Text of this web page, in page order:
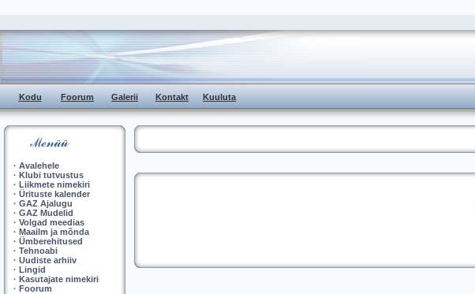
Kodu Foorum Galerii Kontakt Kuuluta
· Avalehele
· Klubi tutvustus
· Liikmete nimekiri
· Ürituste kalender
· GAZ Ajalugu
· GAZ Mudelid
· Volgad meedias
· Maailm ja mõnda
· Ümberehitused
· Tehnoabi
· Uudiste arhiiv
· Lingid
· Kasutajate nimekiri
· Foorum